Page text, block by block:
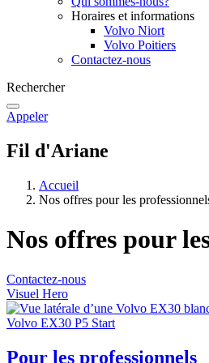
Horaires et informations
Volvo Niort
Volvo Poitiers
Contactez-nous
Rechercher
Appeler
Fil d'Ariane
Accueil
Nos offres pour les
Nos offres pour
Contactez-nous
Visuel Hero
Volvo EX30 P5 Start
Pour les professionnels